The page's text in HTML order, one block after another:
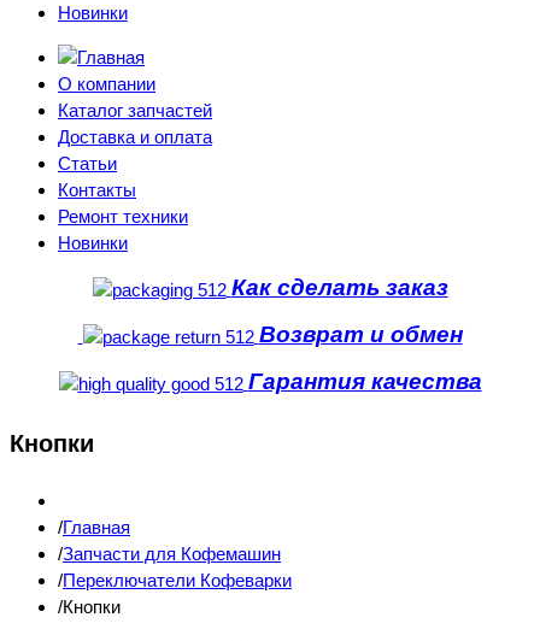
Новинки
О компании
Каталог запчастей
Доставка и оплата
Статьи
Контакты
Ремонт техники
Новинки
Как сделать заказ
Возврат и обмен
Гарантия качества
Кнопки
Главная
Запчасти для Кофемашин
Переключатели Кофеварки
Кнопки